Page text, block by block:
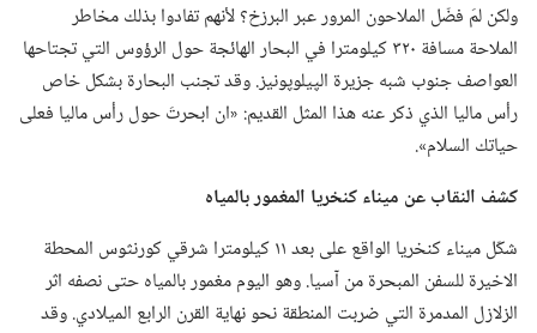
ولكن لمَ فضّل الملاحون المرور عبر البرزخ؟‏ لأنهم تفادوا بذلك مخاطر
الملاحة مسافة ٣٢٠ كيلومترا في البحار الهائجة حول الرؤوس التي تجتاحها
العواصف جنوب شبه جزيرة الپيلوپونيز.‏ وقد تجنب البحارة بشكل خاص
رأس ماليا الذي ذكر عنه هذا المثل القديم:‏ «ان ابحرتَ حول رأس ماليا فعلى
حياتك السلام».‏
كشف النقاب عن ميناء كنخريا المغمور بالمياه
شكّل ميناء كنخريا الواقع على بعد ١١ كيلومترا شرقي كورنثوس المحطة
الاخيرة للسفن المبحرة من آسيا.‏ وهو اليوم مغمور بالمياه حتى نصفه اثر
الزلازل المدمرة التي ضربت المنطقة نحو نهاية القرن الرابع الميلادي.‏ وقد